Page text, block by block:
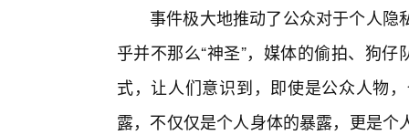
事件极大地推动了公众对于个人隐
乎并不那么“神圣”，媒体的偷拍、狗
式，让人们意识到，即使是公众人物
露，不仅仅是个人身体的暴露，更是